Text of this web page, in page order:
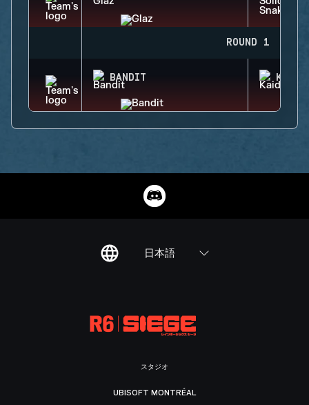
ROUND 1
BANDIT KAID
日本語
スタジオ
UBISOFT MONTRÉAL